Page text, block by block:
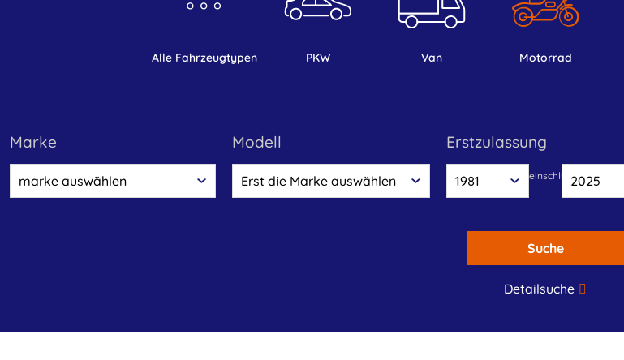
alle Fahrzeugtypen PKW Van Motorrad
marke Modell Erstzulassung
einschliesslich
Suche
Detailsuche